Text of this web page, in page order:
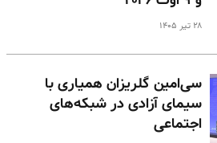
۲۸ تیر ۱۴۰۵
سی‌امین گلریزان همیاری با
سیمای آزادی در شبکه‌های
اجتماعی